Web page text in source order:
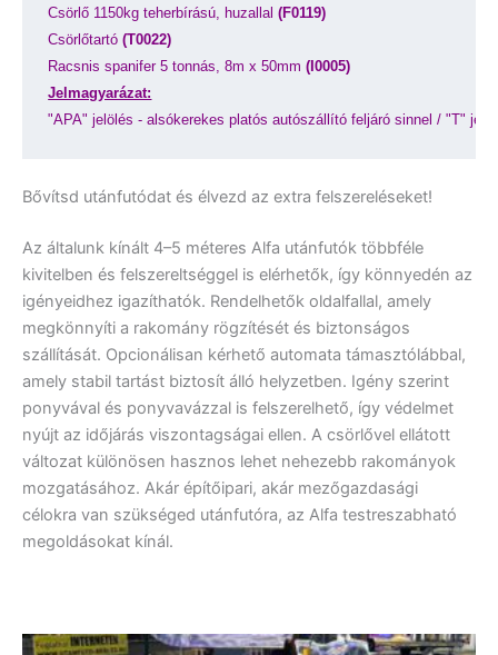
Csörlő 1150kg teherbírású, huzallal (F0119)
Csörlőtartó (T0022)
Racsnis spanifer 5 tonnás, 8m x 50mm (I0005)
Jelmagyarázat:
"APA" jelölés - alsókerekes platós autószállító feljáró sinnel / "T"
Bővítsd utánfutódat és élvezd az extra felszereléseket!
Az általunk kínált 4–5 méteres Alfa utánfutók többféle
kivitelben és felszereltséggel is elérhetők, így könnyedén az
igényeidhez igazíthatók. Rendelhetők oldalfallal, amely
megkönnyíti a rakomány rögzítését és biztonságos
szállítását. Opcionálisan kérhető automata támasztólábbal,
amely stabil tartást biztosít álló helyzetben. Igény szerint
ponyvával és ponyvavázzal is felszerelhető, így védelmet
nyújt az időjárás viszontagságai ellen. A csörlővel ellátott
változat különösen hasznos lehet nehezebb rakományok
mozgatásához. Akár építőipari, akár mezőgazdasági
célokra van szükséged utánfutóra, az Alfa testreszabható
megoldásokat kínál.